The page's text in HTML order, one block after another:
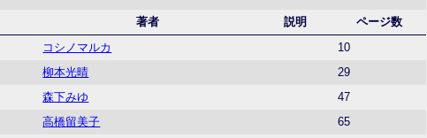
著者 説明
ページ数
コシノマルカ
10
柳本光晴
29
森下みゆ
47
高橋留美子
65